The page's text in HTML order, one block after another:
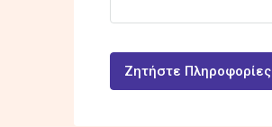
Ζητήστε Πληροφορίες